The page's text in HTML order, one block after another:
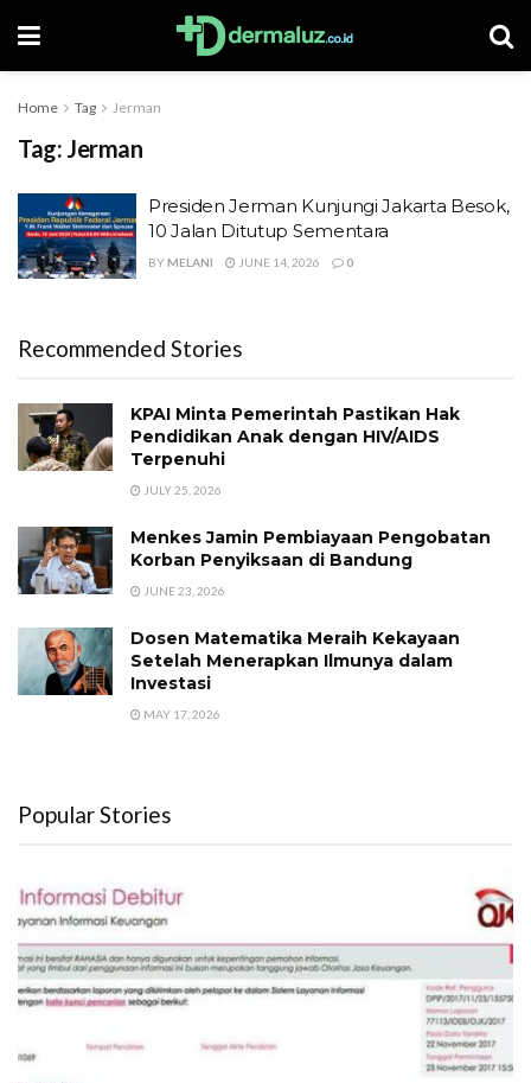
Home Tag Jerman
Tag: Jerman
Presiden Jerman Kunjungi Jakarta Besok,
10 Jalan Ditutup Sementara
BY MELANI JUNE 14, 2026 0
Recommended Stories
KPAI Minta Pemerintah Pastikan Hak
Pendidikan Anak dengan HIV/AIDS
Terpenuhi
JULY 25, 2026
Menkes Jamin Pembiayaan Pengobatan
Korban Penyiksaan di Bandung
JUNE 23, 2026
Dosen Matematika Meraih Kekayaan
Setelah Menerapkan Ilmunya dalam
Investasi
MAY 17, 2026
Popular Stories